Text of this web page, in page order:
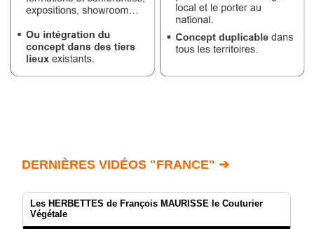
DERNIÈRES VIDÉOS "FRANCE" ➔
Les HERBETTES de François MAURISSE le Couturier
Végétale